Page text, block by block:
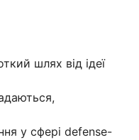
шлях від ідеї
у сфері defense-